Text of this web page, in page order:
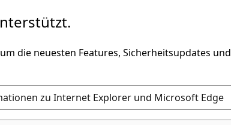
die neuesten Features, Sicherheitsupdates und
zu Internet Explorer und Microsoft Edge